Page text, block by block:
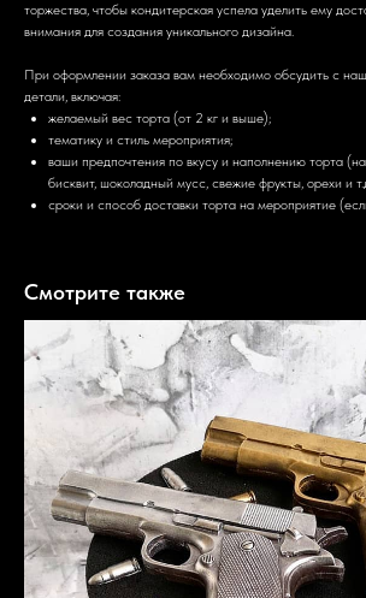
торжества, чтобы кондитерская успела уделить ему
внимания для создания уникального дизайна.
При оформлении заказа вам необходимо обсудить с
детали, включая:
желаемый вес торта (от 2 кг и выше);
тематику и стиль мероприятия;
ваши предпочтения по вкусу и наполнению торта
бисквит, шоколадный мусс, свежие фрукты, орехи и
сроки и способ доставки торта на мероприятие
Смотрите также